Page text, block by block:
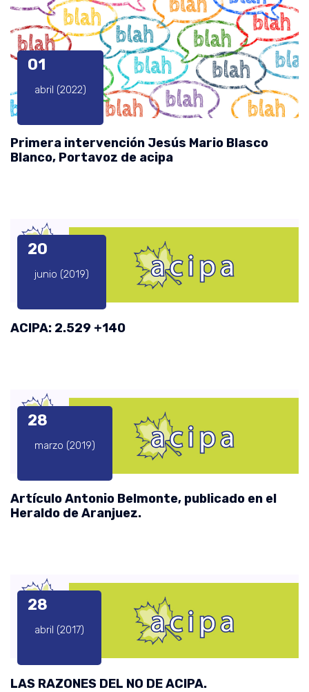
01
abril (2022)
Primera intervención Jesús Mario Blasco
Blanco, Portavoz de acipa
20
junio (2019)
ACIPA: 2.529 +140
28
marzo (2019)
Artículo Antonio Belmonte, publicado en el
Heraldo de Aranjuez.
28
abril (2017)
LAS RAZONES DEL NO DE ACIPA.